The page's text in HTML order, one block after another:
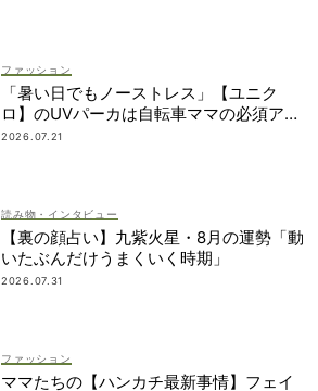
ファッション
「暑い日でもノーストレス」【ユニク
ロ】のUVパーカは自転車ママの必須アイ
テム！
2026.07.21
読み物・インタビュー
【裏の顔占い】九紫火星・8月の運勢「動
いたぶんだけうまくいく時期」
2026.07.31
ファッション
ママたちの【ハンカチ最新事情】フェイ